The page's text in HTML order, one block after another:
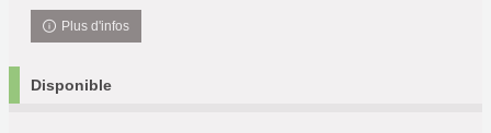
Plus d'infos
Disponible